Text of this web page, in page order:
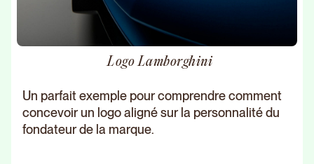
Logo Lamborghini
Un parfait exemple pour comprendre comment
concevoir un logo aligné sur la personnalité du
fondateur de la marque.